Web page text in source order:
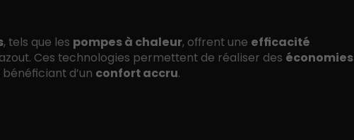
, tels que les pompes à chaleur, offrent une efficacité
Ces technologies permettent de réaliser des économies
d’un confort accru.